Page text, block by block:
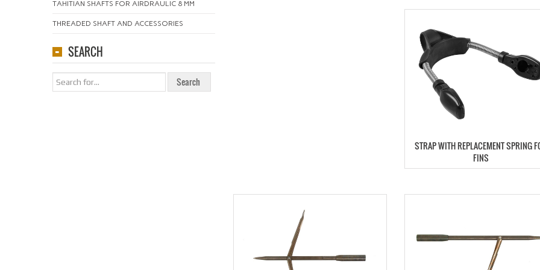
STRAP WITH REPLACEMENT SPRING
FINS
TAHITIAN SHAFTS FOR AIRDRAULIC 8 MM
THREADED SHAFT AND ACCESSORIES
SEARCH